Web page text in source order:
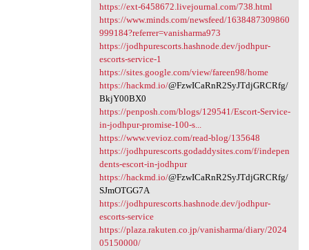
https://ext-6458672.livejournal.com/738.html
https://www.minds.com/newsfeed/1638487309860
999184?referrer=vanisharma973
https://jodhpurescorts.hashnode.dev/jodhpur-
escorts-service-1
https://sites.google.com/view/fareen98/home
https://hackmd.io/@FzwICaRnR2SyJTdjGRCRfg/
BkjY00BX0
https://penposh.com/blogs/129541/Escort-Service-
in-jodhpur-promise-100-s...
https://www.vevioz.com/read-blog/135648
https://jodhpurescorts.godaddysites.com/f/indepen
dents-escort-in-jodhpur
https://hackmd.io/@FzwICaRnR2SyJTdjGRCRfg/
SJmOTGG7A
https://jodhpurescorts.hashnode.dev/jodhpur-
escorts-service
https://plaza.rakuten.co.jp/vanisharma/diary/2024
05150000/